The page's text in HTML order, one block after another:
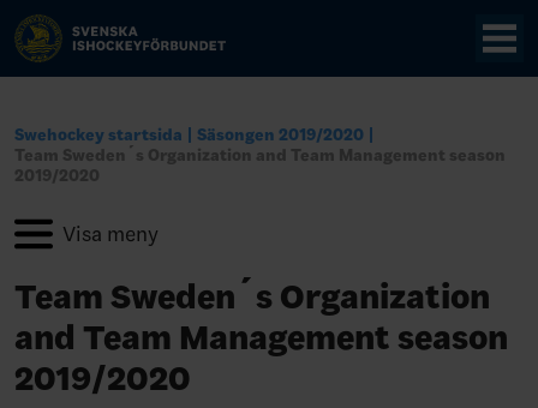
Swehockey startsida
Säsongen 2019/2020
Team Sweden´s Organization and Team Management season
2019/2020
Team Sweden´s Organization
and Team Management season
2019/2020